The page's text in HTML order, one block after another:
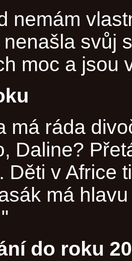
nemám
svůj
moc a jsou
má ráda
Daline?
Děti v Africe
má
do roku